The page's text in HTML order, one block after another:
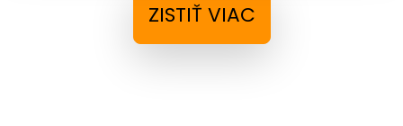
ZISTIŤ VIAC